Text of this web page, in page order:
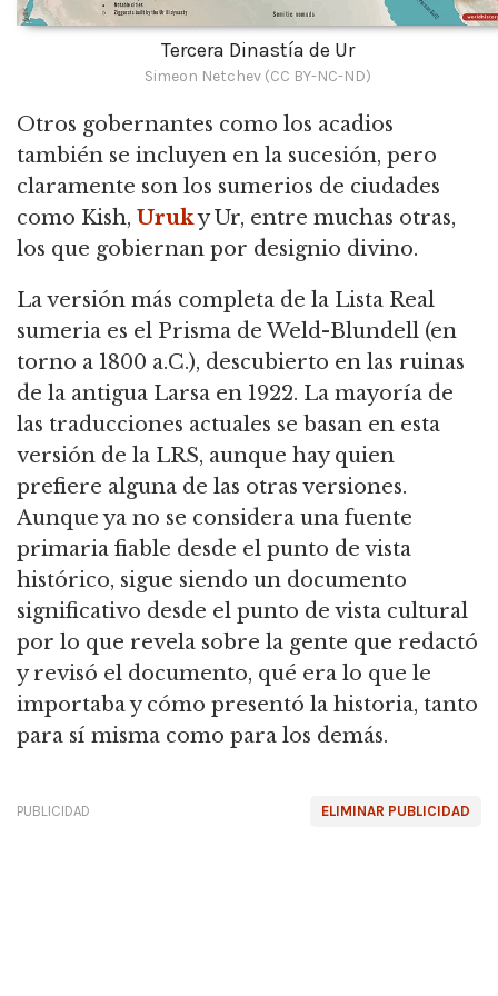
Tercera Dinastía de Ur
Simeon Netchev (CC BY-NC-ND)
Otros gobernantes como los acadios
también se incluyen en la sucesión, pero
claramente son los sumerios de ciudades
como Kish, Uruky Ur, entre muchas otras,
los que gobiernan por designio divino.
La versión más completa de la Lista Real
sumeria es el Prisma de Weld-Blundell (en
torno a 1800 a.C.), descubierto en las ruinas
de la antigua Larsa en 1922. La mayoría de
las traducciones actuales se basan en esta
versión de la LRS, aunque hay quien
prefiere alguna de las otras versiones.
Aunque ya no se considera una fuente
primaria fiable desde el punto de vista
histórico, sigue siendo un documento
significativo desde el punto de vista cultural
por lo que revela sobre la gente que redactó
y revisó el documento, qué era lo que le
importaba y cómo presentó la historia, tanto
para sí misma como para los demás.
ELIMINAR PUBLICIDAD
PUBLICIDAD